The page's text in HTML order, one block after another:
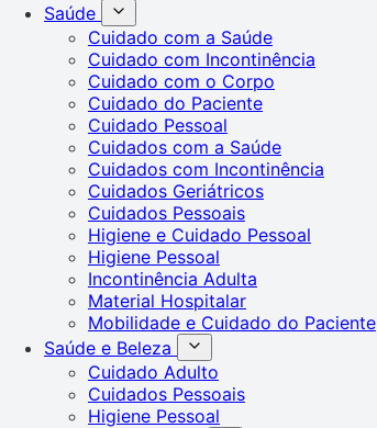
Saúde
Cuidado com a Saúde
Cuidado com Incontinência
Cuidado com o Corpo
Cuidado do Paciente
Cuidado Pessoal
Cuidados com a Saúde
Cuidados com Incontinência
Cuidados Geriátricos
Cuidados Pessoais
Higiene e Cuidado Pessoal
Higiene Pessoal
Incontinência Adulta
Material Hospitalar
Mobilidade e Cuidado do Paciente
Saúde e Beleza
Cuidado Adulto
Cuidados Pessoais
Higiene Pessoal